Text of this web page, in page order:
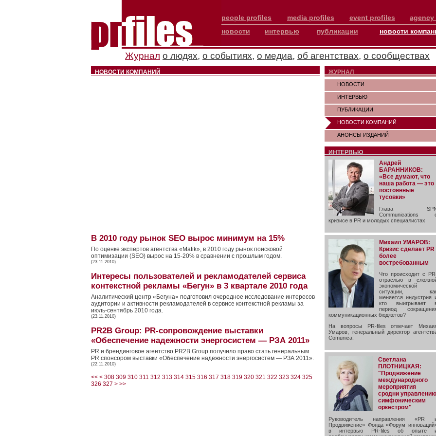
people profiles media profiles event profiles agency
новости
интервью публикации новости
Журнал о людях, о событиях, о медиа, об агентствах, о сообществах
НОВОСТИ КОМПАНИЙ
В 2010 году рынок SEO вырос минимум на 15%
По оценке экспертов агентства «Matik», в 2010 году рынок поисковой
оптимизации (SEO) вырос на 15-20% в сравнении с прошлым годом.
(23.11.2010)
Интересы пользователей и рекламодателей сервиса
контекстной рекламы «Бегун» в 3 квартале 2010 года
Аналитический центр «Бегуна» подготовил очередное исследование интересов
аудитории и активности рекламодателей в сервисе контекстной рекламы за
июль-сентябрь 2010 года.
(23.11.2010)
PR2B Group: PR-сопровождение выставки
«Обеспечение надежности энергосистем — РЗА 2011»
PR и брендинговое агентство PR2B Group получило право стать генеральным
PR спонсором выставки «Обеспечение надежности энергосистем — РЗА 2011».
(22.11.2010)
<< < 308 309 310 311 312 313 314 315 316 317 318 319 320 321 322 323 324 325
326 327 > >>
ЖУРНАЛ
НОВОСТИ
ИНТЕРВЬЮ
ПУБЛИКАЦИИ
НОВОСТИ КОМПАНИЙ
АНОНСЫ ИЗДАНИЙ
ИНТЕРВЬЮ
Андрей
БАРАННИКОВ:
«Все думают, что
наша работа — это
постоянные
тусовки»
Глава
Communications
кризисе в PR и молодых специалистах
Михаил УМАРОВ:
Кризис сделает PR
более
востребованным
Что происходит с
отраслью в
экономической
ситуации,
меняется индустрия
кто выигрывает
период
коммуникационных бюджетов?
На вопросы PR-files отвечает
Умаров, генеральный директор
Comunica.
Светлана
ПЛОТНИЦКАЯ:
"Продвижение
международного
мероприятия
сродни управлению
симфоническим
оркестром"
Руководитель направления «PR
Продвижение» Фонда «Форум
в интервью PR-files об опыте